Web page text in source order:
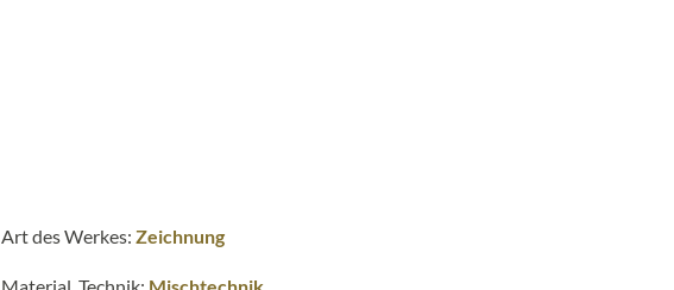
Art des Werkes: Zeichnung